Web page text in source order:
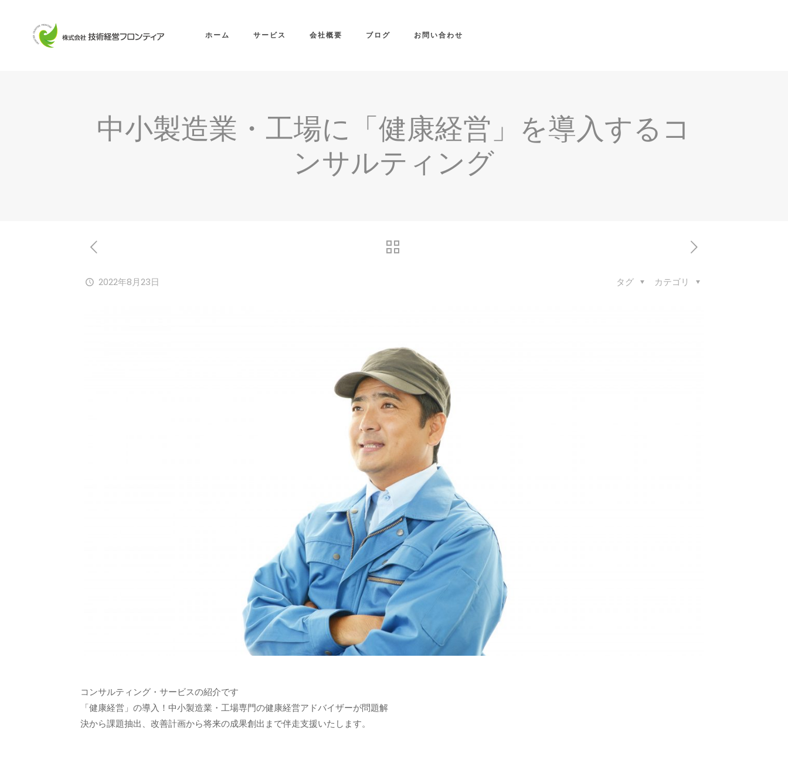
ホーム サービス 会社概要 ブログ お問い合わせ
中小製造業・工場に「健康経営」を導入するコ
ンサルティング
2022年8月23日 カテゴリ
タグ
コンサルティング・サービスの紹介です
「健康経営」の導入！中小製造業・工場専門の健康経営アドバイザーが問題解
決から課題抽出、改善計画から将来の成果創出まで伴走支援いたします。